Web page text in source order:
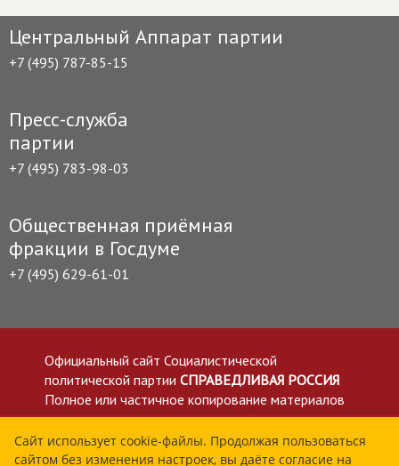
Центральный Аппарат партии
+7 (495) 787-85-15
Пресс-служба
партии
+7 (495) 783-98-03
Общественная приёмная
фракции в Госдуме
+7 (495) 629-61-01
Официальный сайт Социалистической
политической партии СПРАВЕДЛИВАЯ РОССИЯ
Полное или частичное копирование материалов
приветствуется со ссылкой на сайт spravedlivo.ru
Политика в отношении обработки персональных
данных
Сайт использует cookie-файлы. Продолжая пользоваться
сайтом без изменения настроек, вы даёте согласие на